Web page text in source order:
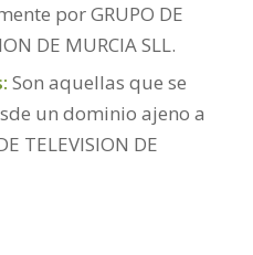
por GRUPO DE
DE MURCIA SLL.
Son aquellas que se
un dominio ajeno a
TELEVISION DE